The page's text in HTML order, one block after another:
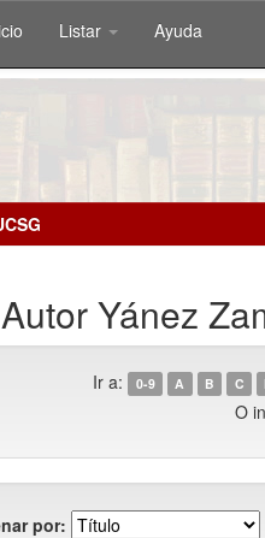
Listar Ayuda
Yánez
Ir a: 0-9 A B C
O
por: